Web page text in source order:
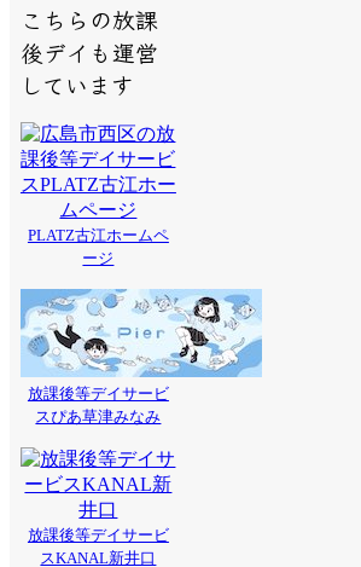
こちらの放課
後デイも運営
しています
PLATZ古江ホームペ
ージ
放課後等デイサービ
スぴあ草津みなみ
放課後等デイサービ
スKANAL新井口